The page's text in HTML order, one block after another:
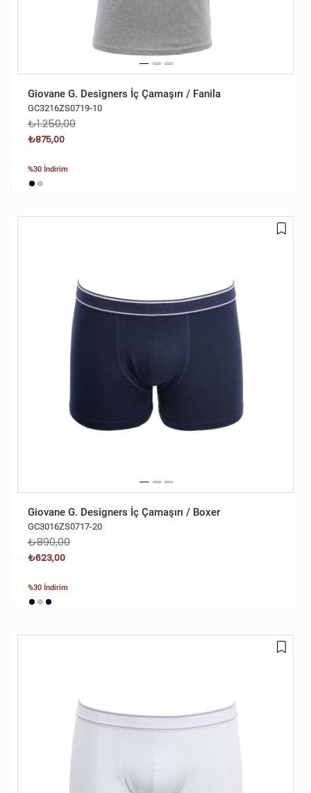
Giovane G. Designers İç Çamaşırı / Fanila
GC3216ZS0719-10
₺1.250,00
₺875,00
%30 İndirim
Giovane G. Designers İç Çamaşırı / Boxer
GC3016ZS0717-20
₺890,00
₺623,00
%30 İndirim